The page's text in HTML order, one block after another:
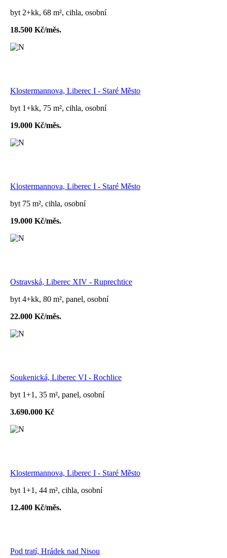
byt 2+kk, 68 m², cihla, osobní
18.500 Kč/měs.
Klostermannova, Liberec I - Staré Město
byt 1+kk, 75 m², cihla, osobní
19.000 Kč/měs.
Klostermannova, Liberec I - Staré Město
byt 75 m², cihla, osobní
19.000 Kč/měs.
Ostravská, Liberec XIV - Ruprechtice
byt 4+kk, 80 m², panel, osobní
22.000 Kč/měs.
Soukenická, Liberec VI - Rochlice
byt 1+1, 35 m², panel, osobní
3.690.000 Kč
Klostermannova, Liberec I - Staré Město
byt 1+1, 44 m², cihla, osobní
12.400 Kč/měs.
Pod tratí, Hrádek nad Nisou